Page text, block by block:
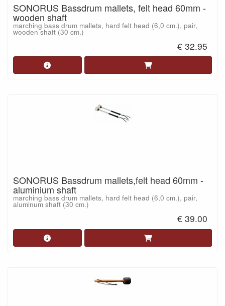
SONORUS Bassdrum mallets, felt head 60mm -
wooden shaft
marching bass drum mallets, hard felt head (6,0 cm.), pair,
wooden shaft (30 cm.)
€ 32.95
SONORUS Bassdrum mallets,felt head 60mm -
aluminium shaft
marching bass drum mallets, hard felt head (6,0 cm.), pair,
aluminum shaft (30 cm.)
€ 39.00